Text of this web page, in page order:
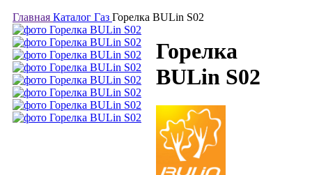
Главная Каталог Газ Горелка BULin S02
Горелка
BULin S02